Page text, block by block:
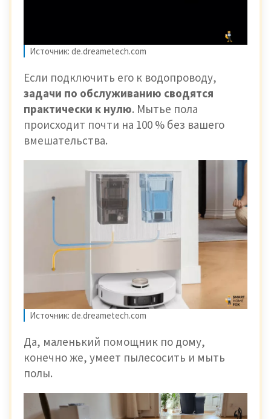
Источник: de.dreametech.com
Если подключить его к водопроводу,
задачи по обслуживанию сводятся
практически к нулю. Мытье пола
происходит почти на 100 % без вашего
вмешательства.
Источник: de.dreametech.com
Да, маленький помощник по дому,
конечно же, умеет пылесосить и мыть
полы.